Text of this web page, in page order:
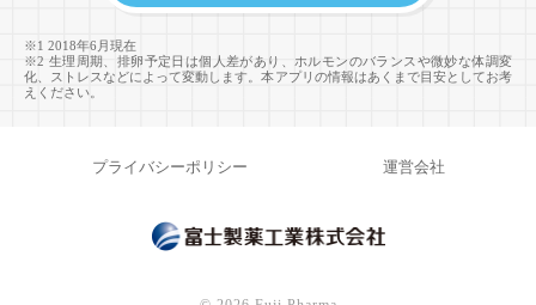
※1 2018年6月現在
※2 生理周期、排卵予定日は個人差があり、ホルモンのバランスや微妙な体調変
化、ストレスなどによって変動します。本アプリの情報はあくまで目安としてお考
えください。
プライバシーポリシー 運営会社